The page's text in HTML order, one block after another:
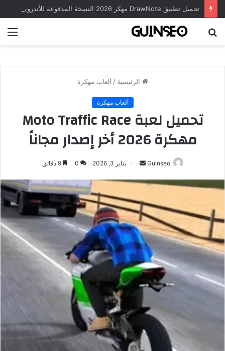
الرئيسية / ألعاب مهكرة
ألعاب مهكرة
تحميل لعبة Moto Traffic Race
مهكرة 2026 أخر إصدار مجاناً
Guinseo
أرسليناير 3, 2026 0 9 دقائق